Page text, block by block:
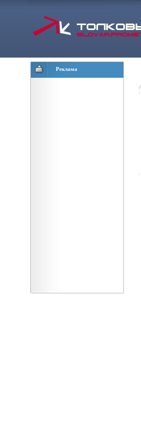
Реклама
/